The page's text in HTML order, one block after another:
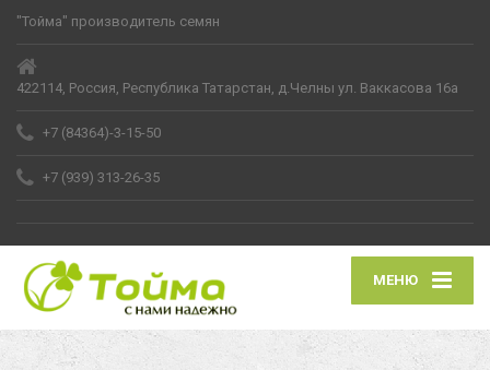
"Тойма" производитель семян
422114, Россия, Республика Татарстан, д.Челны ул. Ваккасова 16а
+7 (84364)-3-15-50
+7 (939) 313-26-35
МЕНЮ